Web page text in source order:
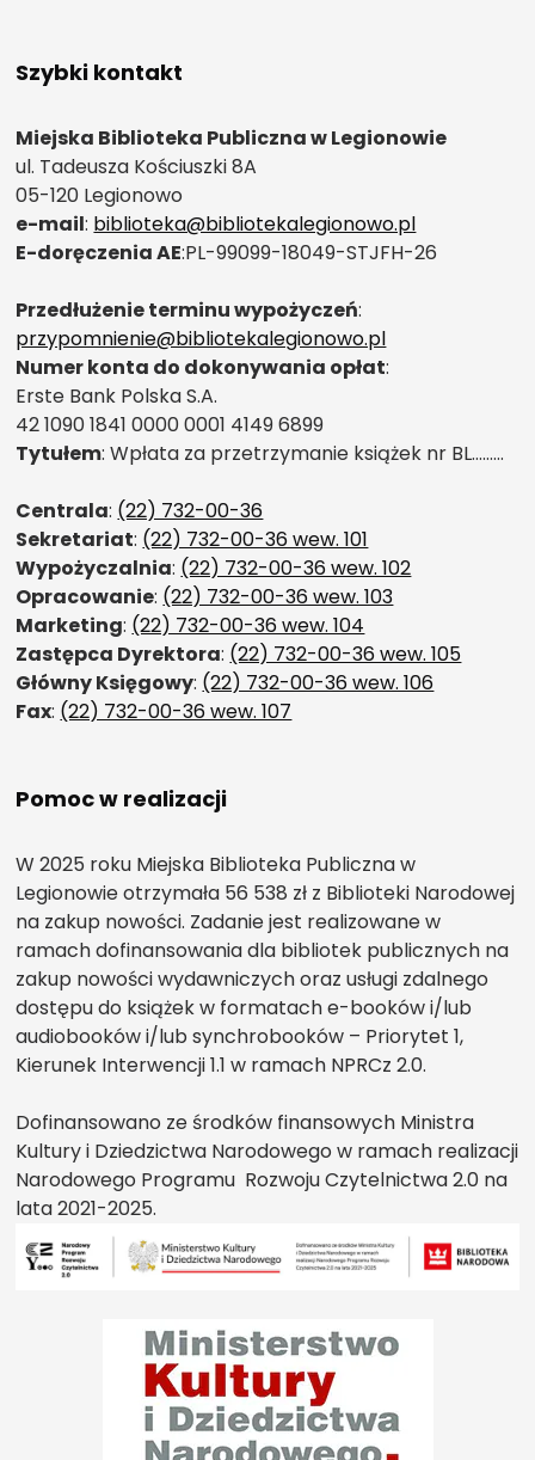
Szybki kontakt
Miejska Biblioteka Publiczna w Legionowie
ul. Tadeusza Kościuszki 8A
05-120 Legionowo
e-mail: biblioteka@bibliotekalegionowo.pl
E-doręczenia AE:PL-99099-18049-STJFH-26
Przedłużenie terminu wypożyczeń:
przypomnienie@bibliotekalegionowo.pl
Numer konta do dokonywania opłat:
Erste Bank Polska S.A.
42 1090 1841 0000 0001 4149 6899
Tytułem: Wpłata za przetrzymanie książek nr BL………
Centrala: (22) 732-00-36
Sekretariat: (22) 732-00-36 wew. 101
Wypożyczalnia: (22) 732-00-36 wew. 102
Opracowanie: (22) 732-00-36 wew. 103
Marketing: (22) 732-00-36 wew. 104
Zastępca Dyrektora: (22) 732-00-36 wew. 105
Główny Księgowy: (22) 732-00-36 wew. 106
Fax: (22) 732-00-36 wew. 107
Pomoc w realizacji
W 2025 roku Miejska Biblioteka Publiczna w
Legionowie otrzymała 56 538 zł z Biblioteki Narodowej
na zakup nowości. Zadanie jest realizowane w
ramach dofinansowania dla bibliotek publicznych na
zakup nowości wydawniczych oraz usługi zdalnego
dostępu do książek w formatach e-booków i/lub
audiobooków i/lub synchrobooków – Priorytet 1,
Kierunek Interwencji 1.1 w ramach NPRCz 2.0.
Dofinansowano ze środków finansowych Ministra
Kultury i Dziedzictwa Narodowego w ramach realizacji
Narodowego Programu Rozwoju Czytelnictwa 2.0 na
lata 2021-2025.